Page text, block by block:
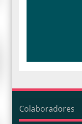
Colaboradores